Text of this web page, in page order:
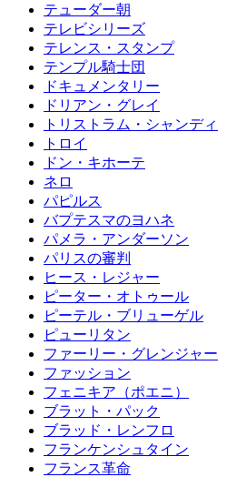
テューダー朝
テレビシリーズ
テレンス・スタンプ
テンプル騎士団
ドキュメンタリー
ドリアン・グレイ
トリストラム・シャンディ
トロイ
ドン・キホーテ
ネロ
パピルス
バプテスマのヨハネ
パメラ・アンダーソン
パリスの審判
ヒース・レジャー
ピーター・オトゥール
ピーテル・ブリューゲル
ピューリタン
ファーリー・グレンジャー
ファッション
フェニキア（ポエニ）
ブラット・パック
ブラッド・レンフロ
フランケンシュタイン
フランス革命